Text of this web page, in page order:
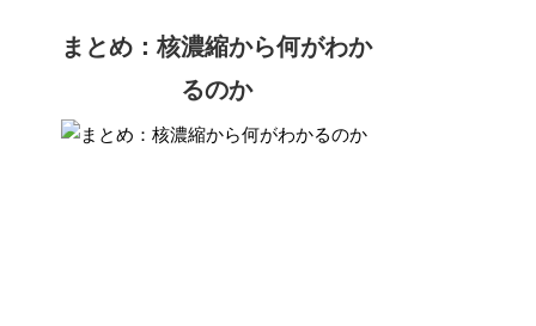
まとめ：核濃縮から何がわか
るのか